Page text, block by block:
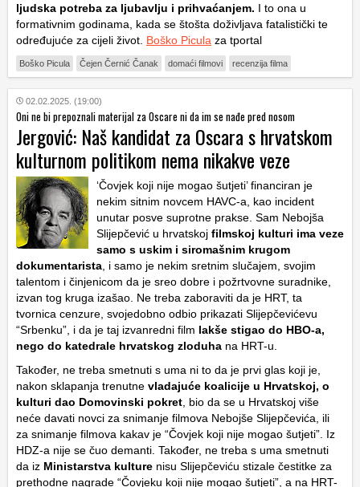
ljudska potreba za ljubavlju i prihvaćanjem. I to ona u
formativnim godinama, kada se štošta doživljava fatalistički te
određujuće za cijeli život. Boško Picula za tportal
Boško Picula Čejen Černić Čanak domaći filmovi recenzija filma
02.02.2025. (19:00)
Oni ne bi prepoznali materijal za Oscare ni da im se nađe pred nosom
Jergović: Naš kandidat za Oscara s hrvatskom
kulturnom politikom nema nikakve veze
‘Čovjek koji nije mogao šutjeti’ financiran je
nekim sitnim novcem HAVC-a, kao incident
unutar posve suprotne prakse. Sam Nebojša
Slijepčević u hrvatskoj filmskoj kulturi ima veze
samo s uskim i siromašnim krugom
dokumentarista, i samo je nekim sretnim slučajem, svojim
talentom i činjenicom da je sreo dobre i požrtvovne suradnike,
izvan tog kruga izašao. Ne treba zaboraviti da je HRT, ta
tvornica cenzure, svojedobno odbio prikazati Slijepčevićevu
“Srbenku”, i da je taj izvanredni film lakše stigao do HBO-a,
nego do katedrale hrvatskog zloduha na HRT-u.
Također, ne treba smetnuti s uma ni to da je prvi glas koji je,
nakon sklapanja trenutne vladajuće koalicije u Hrvatskoj, o
kulturi dao Domovinski pokret, bio da se u Hrvatskoj više
neće davati novci za snimanje filmova Nebojše Slijepčevića, ili
za snimanje filmova kakav je “Čovjek koji nije mogao šutjeti”. Iz
HDZ-a nije se čuo demanti. Također, ne treba s uma smetnuti
da iz Ministarstva kulture nisu Slijepčeviću stizale čestitke za
prethodne nagrade “Čovjeku koji nije mogao šutjeti”, a na HRT-